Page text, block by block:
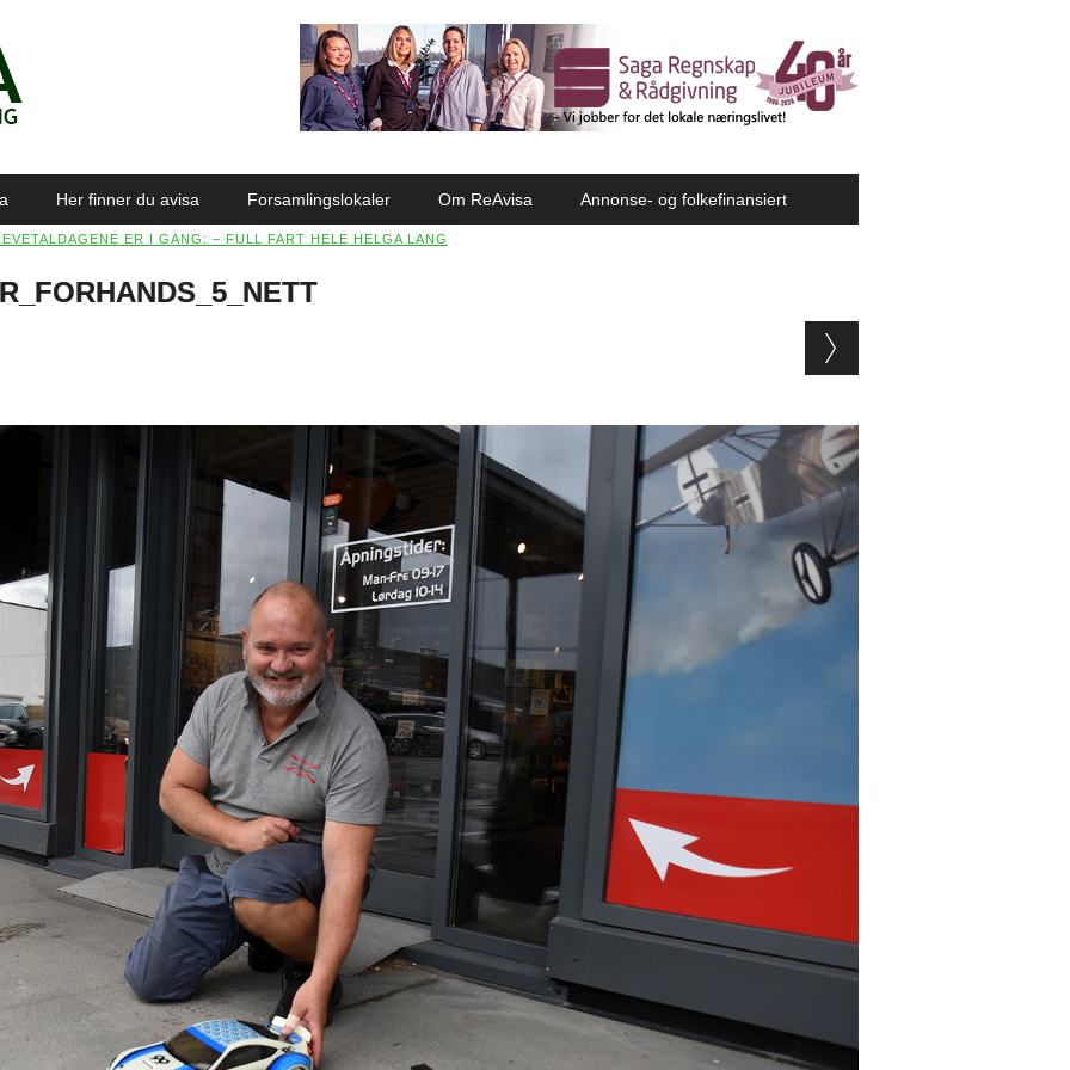
Her finner du avisa Forsamlingslokaler Om ReAvisa Annonse- og folkefinansiert
ER I GANG: – FULL FART HELE HELGA LANG